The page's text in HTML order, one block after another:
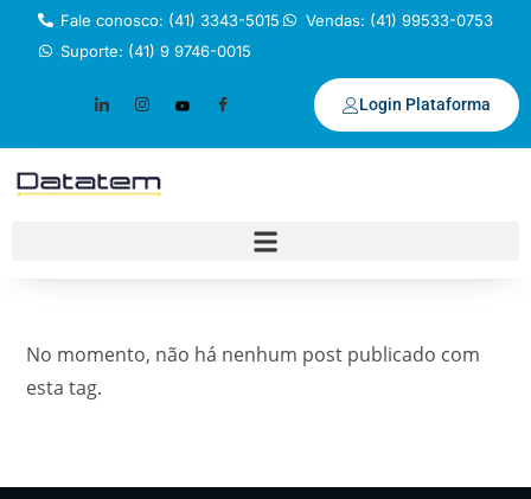
Fale conosco: (41) 3343-5015
Vendas: (41) 99533-0753
Suporte: (41) 9 9746-0015
Login Plataforma
No momento, não há nenhum post publicado com
esta tag.